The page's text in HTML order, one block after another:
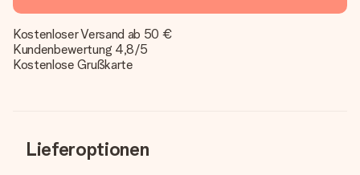
Kostenloser Versand ab 50 €
Kundenbewertung 4,8/5
Kostenlose Grußkarte
Lieferoptionen